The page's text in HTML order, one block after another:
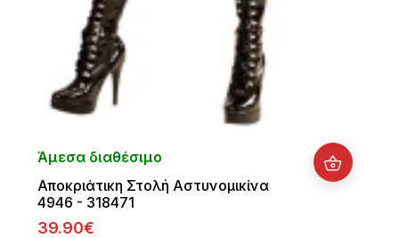
Άμεσα διαθέσιμο
Αποκριάτικη Στολή Αστυνομικίνα
4946 - 318471
39.90€